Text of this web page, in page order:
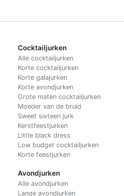
Cocktailjurken
Alle cocktailjurken
Korte cocktailjurken
Korte galajurken
Korte avondjurken
Grote maten cocktailjurken
Moeder van de bruid
Sweet sixteen jurk
Kerstfeestjurken
Little black dress
Low budget cocktailjurken
Korte feestjurken
Avondjurken
Alle avondjurken
Lange avondjurken